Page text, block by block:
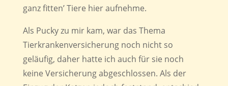
ganz fitten’ Tiere hier aufnehme.
Als Pucky zu mir kam, war das Thema
Tierkrankenversicherung noch nicht so
geläufig, daher hatte ich auch für sie noch
keine Versicherung abgeschlossen. Als der